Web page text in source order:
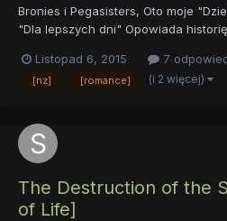
Bronies i Pegasisters, Oto moje
"Dla lepszych dni" Opowiada
lepszych dni - Rozdział I P.S. Tytuł
Listopad 6, 2015 7
[nz] [romance] (i 2 więcej)
The Destruction of the
of Life]